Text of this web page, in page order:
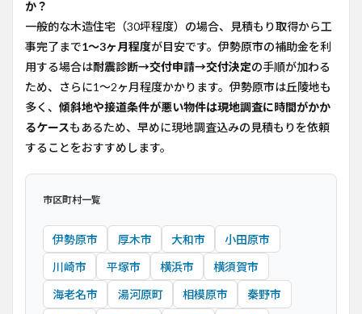
か？
一般的な木造住宅（30坪程度）の場合、見積もり取得から工
事完了まで1〜3ヶ月程度が目安です。伊勢原市の補助金を利
用する場合は耐震診断→交付申請→交付決定の手順が加わる
ため、さらに1〜2ヶ月程度かかります。伊勢原市は丘陵地も
多く、 傾斜地や接道条件が悪い物件は現地調査に時間がかか
るケースもあるため、早めに現地調査込みの見積もりを依頼
することをおすすめします。
市区町村一覧
伊勢原市 厚木市 大和市 小田原市
川崎市 平塚市 横浜市 横須賀市
海老名市 湯河原町 相模原市 秦野市